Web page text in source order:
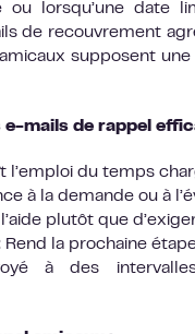
ou lorsqu’une date
de recouvrement
supposent
mails de rappel
l’emploi du temps
à la demande ou à
plutôt que
Rend la prochaine
à des